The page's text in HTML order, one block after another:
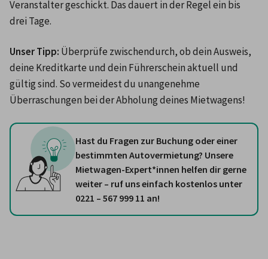
Veranstalter geschickt. Das dauert in der Regel ein bis
Unser Tipp: Überprüfe zwischendurch, ob dein Ausweis,
deine Kreditkarte und dein Führerschein aktuell und
gültig sind. So vermeidest du unangenehme
Überraschungen bei der Abholung deines Mietwagens!
Hast du Fragen zur Buchung oder einer
bestimmten Autovermietung? Unsere
Mietwagen-Expert*innen helfen dir gerne
weiter – ruf uns einfach kostenlos unter
0221 – 567 999 11 an!